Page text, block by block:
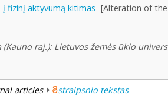
fizinį aktyvumą kitimas [Alteration of
raj.): Lietuvos žemės ūkio
articles straipsnio tekstas